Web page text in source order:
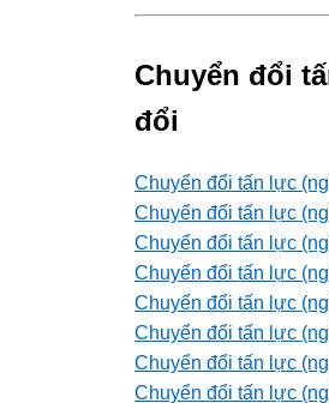
Chuyển đổi
đổi
Chuyển đổi tấn lực
Chuyển đổi tấn lực
Chuyển đổi tấn lực
Chuyển đổi tấn lực
Chuyển đổi tấn lực
Chuyển đổi tấn lực
Chuyển đổi tấn lực
Chuyển đổi tấn lực